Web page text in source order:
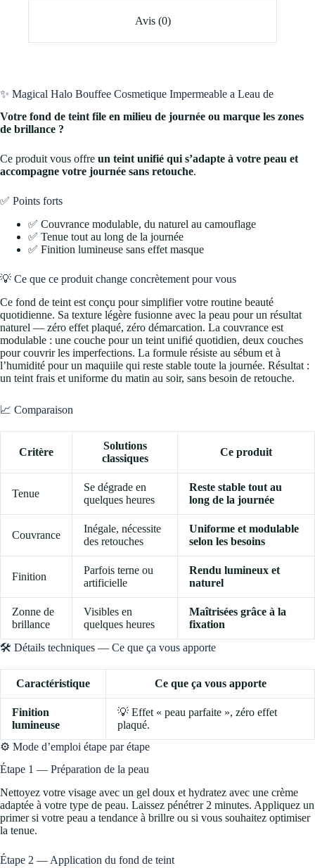
Avis (0)
✨ Magical Halo Bouffee Cosmetique Impermeable a Leau de
Votre fond de teint file en milieu de journée ou marque les zones
de brillance ?
Ce produit vous offre un teint unifié qui s’adapte à votre peau et
accompagne votre journée sans retouche.
✅ Points forts
✅ Couvrance modulable, du naturel au camouflage
✅ Tenue tout au long de la journée
✅ Finition lumineuse sans effet masque
💡 Ce que ce produit change concrètement pour vous
Ce fond de teint est conçu pour simplifier votre routine beauté
quotidienne. Sa texture légère fusionne avec la peau pour un résultat
naturel — zéro effet plaqué, zéro démarcation. La couvrance est
modulable : une couche pour un teint unifié quotidien, deux couches
pour couvrir les imperfections. La formule résiste au sébum et à
l’humidité pour un maquiile qui reste stable toute la journée. Résultat :
un teint frais et uniforme du matin au soir, sans besoin de retouche.
📈 Comparaison
Critère
Solutions
classiques
Ce produit
Tenue
Se dégrade en
quelques heures
Reste stable tout au
long de la journée
Couvrance
Inégale, nécessite
des retouches
Uniforme et modulable
selon les besoins
Finition
Parfois terne ou
artificielle
Rendu lumineux et
naturel
Zonne de
brillance
Visibles en
quelques heures
Maîtrisées grâce à la
fixation
🛠️ Détails techniques — Ce que ça vous apporte
Caractéristique Ce que ça vous apporte
Finition
lumineuse
💡 Effet « peau parfaite », zéro effet
plaqué.
⚙️ Mode d’emploi étape par étape
Étape 1 — Préparation de la peau
Nettoyez votre visage avec un gel doux et hydratez avec une crème
adaptée à votre type de peau. Laissez pénétrer 2 minutes. Appliquez un
primer si votre peau a tendance à brillre ou si vous souhaitez optimiser
la tenue.
Étape 2 — Application du fond de teint